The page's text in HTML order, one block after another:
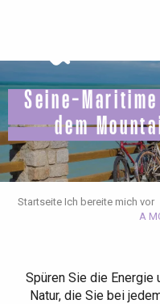
Seine-
dem
Startseite Ich bereite mich vor
A
Spüren Sie die Energie
Natur, die Sie bei